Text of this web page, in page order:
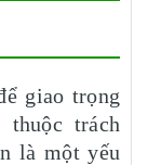
giao trọng
trách
là một yếu